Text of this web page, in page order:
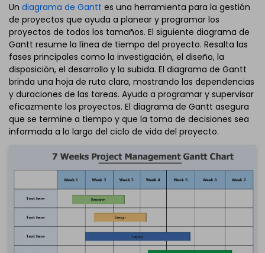
Haz clic para descargar y utilizar esta plantilla.
El archivo
eddxdebe abrirse en EdrawMax.
Si aún no lo tienes, puedes descargarEdrawMax
gratuitamente desde el enlace que se encuentra
a
continuación.
También puedes probarEdrawMax en líneagratis desde
el enlace que se encuentra
a continuación.
Un diagrama de Gantt es una herramienta para la gestión
de proyectos que ayuda a planear y programar los
proyectos de todos los tamaños. El siguiente diagrama de
Gantt resume la línea de tiempo del proyecto. Resalta las
fases principales como la investigación, el diseño, la
disposición, el desarrollo y la subida. El diagrama de Gantt
brinda una hoja de ruta clara, mostrando las dependencias
y duraciones de las tareas. Ayuda a programar y supervisar
eficazmente los proyectos. El diagrama de Gantt asegura
que se termine a tiempo y que la toma de decisiones sea
informada a lo largo del ciclo de vida del proyecto.